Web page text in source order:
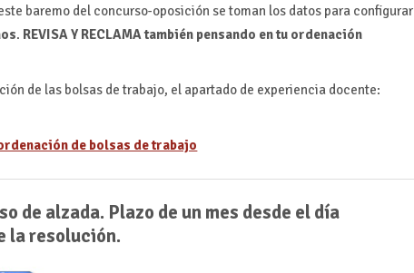
baremo del concurso-oposición se toman los datos para configurar
. REVISA Y RECLAMA también pensando en tu ordenación
de las bolsas de trabajo, el apartado de experiencia docente:
de bolsas de trabajo
de alzada. Plazo de un mes desde el día
la resolución.